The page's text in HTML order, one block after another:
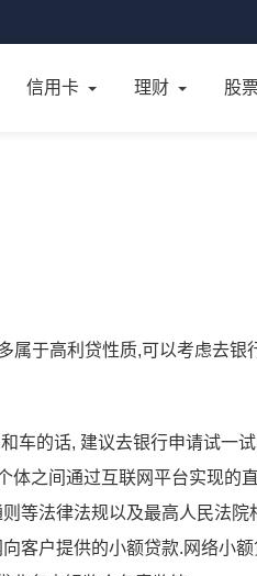
信用卡 理财 股
属于高利贷性质,可以考虑去银
车的话, 建议去银行申请试一
之间通过互联网平台实现的
等法律法规以及最高人民法院
客户提供的小额贷款.网络小